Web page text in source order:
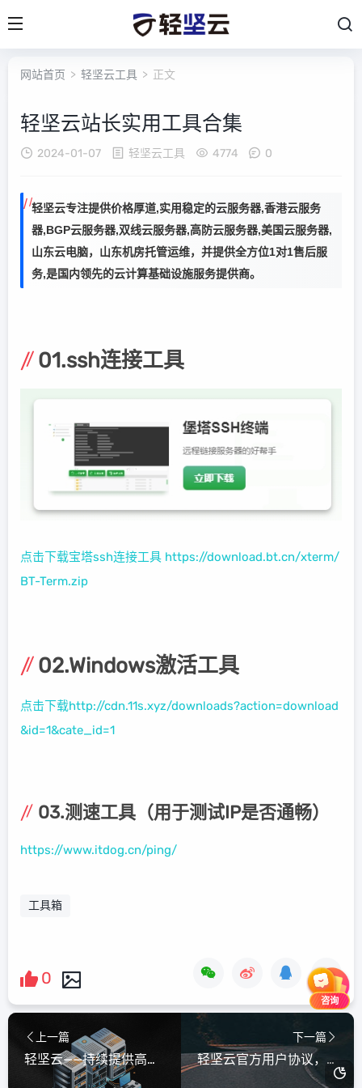
网站首页 > 轻坚云工具 > 正文
轻坚云站长实用工具合集
2024-01-07 轻坚云工具 4774 0
轻坚云专注提供价格厚道,实用稳定的云服务器,香港云服务
器,BGP云服务器,双线云服务器,高防云服务器,美国云服务器,
山东云电脑，山东机房托管运维，并提供全方位1对1售后服
务,是国内领先的云计算基础设施服务提供商。
01.ssh连接工具
点击下载宝塔ssh连接工具 https://download.bt.cn/xterm/
BT-Term.zip
02.Windows激活工具
点击下载http://cdn.11s.xyz/downloads?action=download
&id=1&cate_id=1
03.测速工具（用于测试IP是否通畅）
https://www.itdog.cn/ping/
工具箱
0
上一篇
轻坚云——持续提供高性能云服务器
下一篇
轻坚云官方用户协议，请悉知
咨询